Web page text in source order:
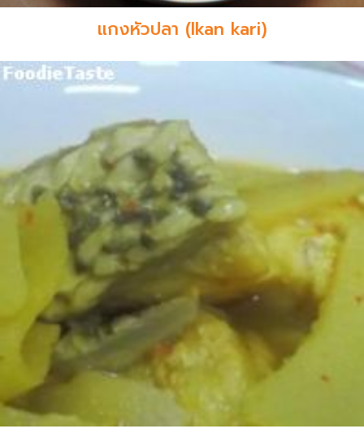
แกงหัวปลา (Ikan kari)